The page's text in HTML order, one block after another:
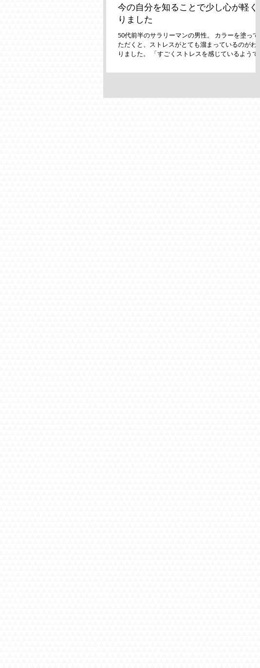
今の自分を知ることで少し心が軽く
りました
50代前半のサラリーマンの男性。 カラーを塗って
ただくと、ストレスがとても溜まっているのがわか
りました。 「すごくストレスを感じているようです
をとりながら頑張っておられる印象なのですが」...